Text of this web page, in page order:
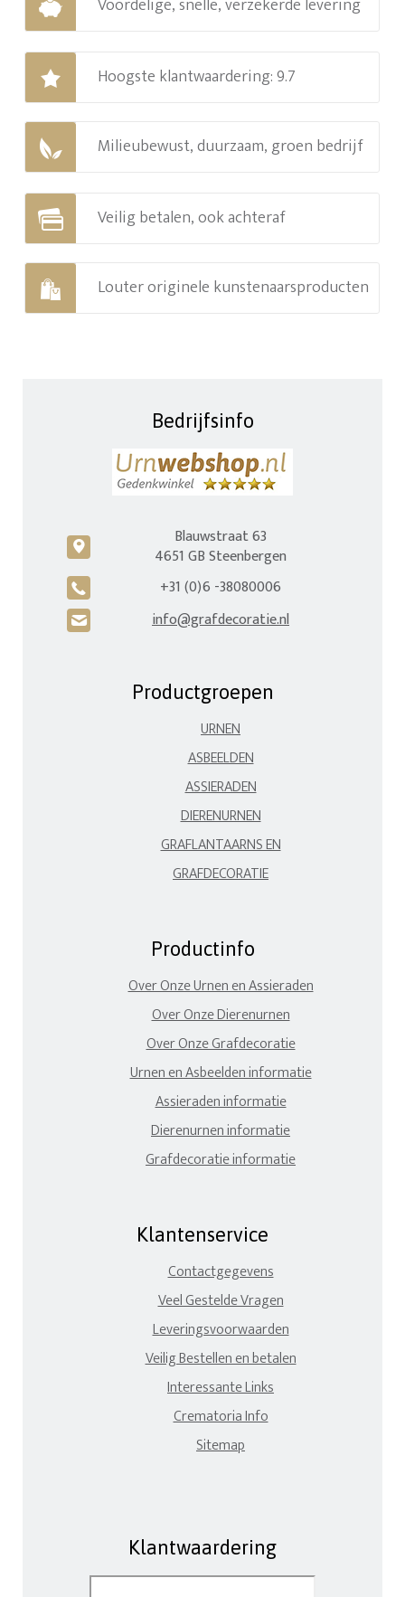
Voordelige, snelle, verzekerde levering
Hoogste klantwaardering: 9.7
Milieubewust, duurzaam, groen bedrijf
Veilig betalen, ook achteraf
Louter originele kunstenaarsproducten
Bedrijfsinfo
c
Blauwstraat 63
4651 GB Steenbergen
A +31 (0)6 -38080006
H info@grafdecoratie.nl
Productgroepen
URNEN
ASBEELDEN
ASSIERADEN
DIERENURNEN
GRAFLANTAARNS EN
GRAFDECORATIE
Productinfo
Over Onze Urnen en Assieraden
Over Onze Dierenurnen
Over Onze Grafdecoratie
Urnen en Asbeelden informatie
Assieraden informatie
Dierenurnen informatie
Grafdecoratie informatie
Klantenservice
Contactgegevens
Veel Gestelde Vragen
Leveringsvoorwaarden
Veilig Bestellen en betalen
Interessante Links
Crematoria Info
Sitemap
Klantwaardering